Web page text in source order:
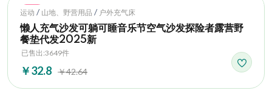
Hot
运动 / 山地、野营用品 / 户外充气床
懒人充气沙发可躺可睡音乐节空气沙发探险者露营野
餐垫代发2025新
已售出:3649件
￥32.8 ￥42.64